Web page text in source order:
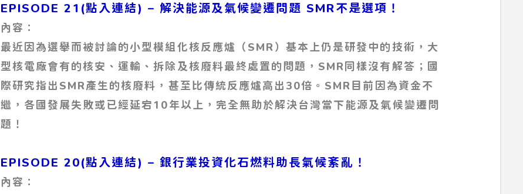
EPISODE 21(點入連結) – 解決能源及氣候變遷問題 SMR不是選項！
內容：
最近因為選舉而被討論的小型模組化核反應爐（SMR）基本上仍是研發中的技術，大
型核電廠會有的核安、運輸、拆除及核廢料最終處置的問題，SMR同樣沒有解答；國
際研究指出SMR產生的核廢料，甚至比傳統反應爐高出30倍。SMR目前因為資金不
繼，各國發展失敗或已經延宕10年以上，完全無助於解決台灣當下能源及氣候變遷問
題！
EPISODE 20(點入連結) – 銀行業投資化石燃料助長氣候紊亂！
內容：